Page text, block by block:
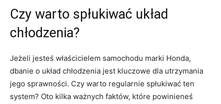
Czy warto spłukiwać​ układ
chłodzenia?
Jeżeli jesteś ‌właścicielem samochodu marki Honda,
dbanie ⁣o układ chłodzenia jest kluczowe dla utrzymania
jego sprawności. Czy warto regularnie spłukiwać ten
system? Oto kilka ważnych faktów, ⁤które powinieneś